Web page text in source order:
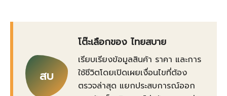
สบ
โต๊ะเลือกของ ไทยสบาย
เรียบเรียงข้อมูลสินค้า ราคา และการ
ใช้ชีวิตโดยเปิดเผยเงื่อนไขที่ต้อง
ตรวจล่าสุด แยกประสบการณ์ออก